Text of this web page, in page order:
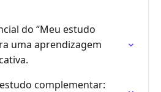
do “Meu estudo
uma aprendizagem
complementar: